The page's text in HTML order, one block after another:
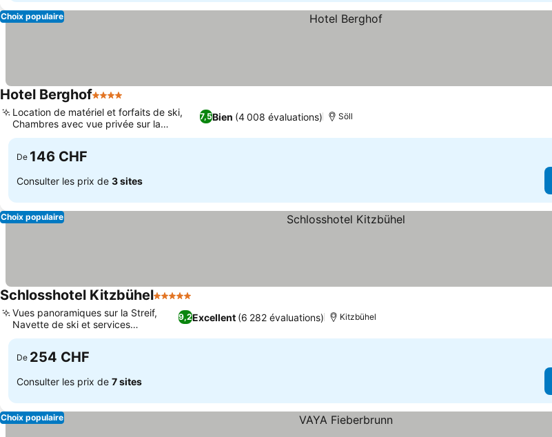
Choix populaire
Hotel Berghof4 Étoiles
7,5Bien (4 008 évaluations)
Location de matériel et forfaits de ski,
Chambres avec vue privée sur la
montagne
Söll
De 146 CHF
Consulter les prix de 3 sites
Choix populaire
Schlosshotel Kitzbühel5 Étoiles
9,2Excellent (6 282 évaluations)
Vues panoramiques sur la Streif,
Navette de ski et services
d'équipement
Kitzbühel
De 254 CHF
Consulter les prix de 7 sites
Choix populaire